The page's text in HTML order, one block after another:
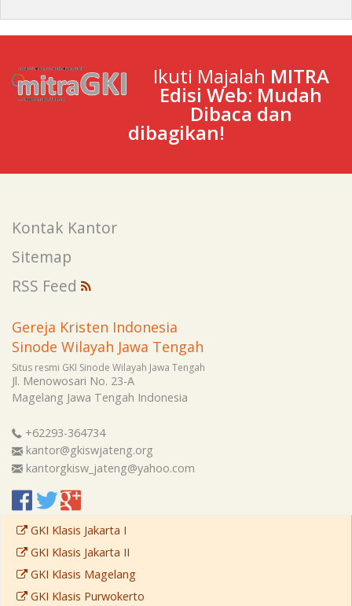
Ikuti Majalah MITRA
Edisi Web: Mudah
Dibaca dan
dibagikan!
Kontak Kantor
Sitemap
RSS Feed
Gereja Kristen Indonesia
Sinode Wilayah Jawa Tengah
Situs resmi GKI Sinode Wilayah Jawa Tengah
Jl. Menowosari No. 23-A
Magelang Jawa Tengah Indonesia
+62293-364734
kantor@gkiswjateng.org
kantorgkisw_jateng@yahoo.com
GKI Klasis Jakarta I
GKI Klasis Jakarta II
GKI Klasis Magelang
GKI Klasis Purwokerto